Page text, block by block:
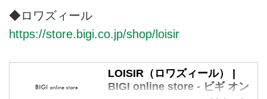
◆ロワズィール
https://store.bigi.co.jp/shop/loisir
LOISIR（ロワズィール） |
BIGI online store - ビギ オン